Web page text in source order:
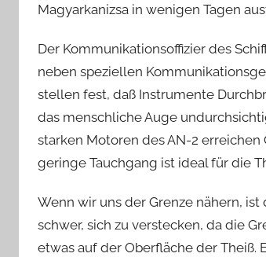
Magyarkanizsa in wenigen Tagen
Der Kommunikationsoffizier des
neben speziellen
stellen fest, daß Instrumente
das menschliche Auge
starken Motoren des AN-2
geringe Tauchgang ist ideal für die
Wenn wir uns der Grenze nähern,
schwer, sich zu verstecken, da die
etwas auf der Oberfläche der Theiß.